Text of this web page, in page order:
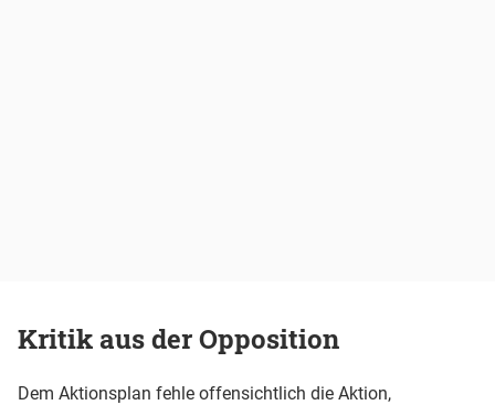
Kritik aus der Opposition
Dem Aktionsplan fehle offensichtlich die Aktion,